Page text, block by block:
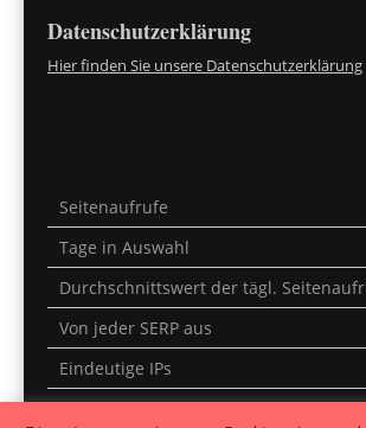
Datenschutzerklärung
Hier finden Sie unsere Datenschutzerklärung
Seitenaufrufe
Tage in Auswahl
Durchschnittswert der tägl.
Von jeder SERP aus
Eindeutige IPs
Letzte 30 Minuten